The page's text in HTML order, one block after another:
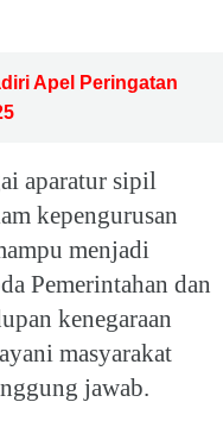
Apel Peringatan
aparatur sipil
kepengurusan
menjadi
Pemerintahan dan
kenegaraan
masyarakat
jawab.